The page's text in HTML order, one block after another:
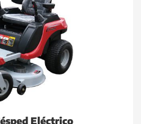
Eléctrico